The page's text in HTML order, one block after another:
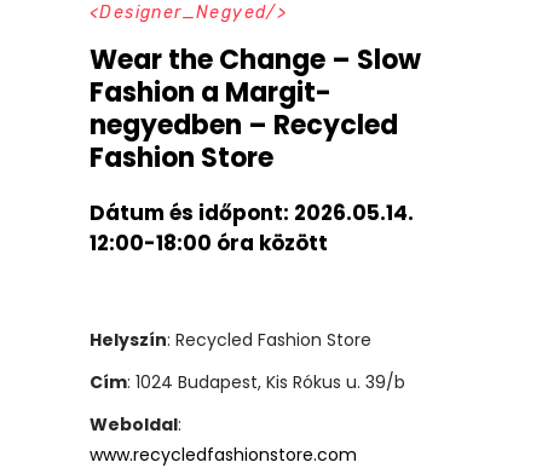
Designer_Negyed
Wear the Change – Slow
Fashion a Margit-
negyedben – Recycled
Fashion Store
Dátum és időpont: 2026.05.14.
12:00-18:00 óra között
Helyszín: Recycled Fashion Store
Cím: 1024 Budapest, Kis Rókus u. 39/b
Weboldal:
www.recycledfashionstore.com